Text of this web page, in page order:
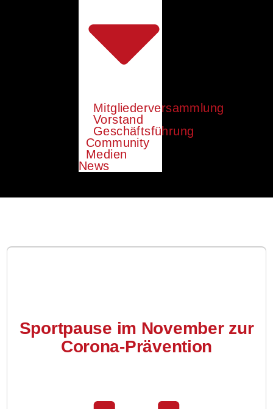
Mitgliederversammlung
Vorstand
Geschäftsführung
Community
Medien
News
Sportpause im November zur
Corona-Prävention